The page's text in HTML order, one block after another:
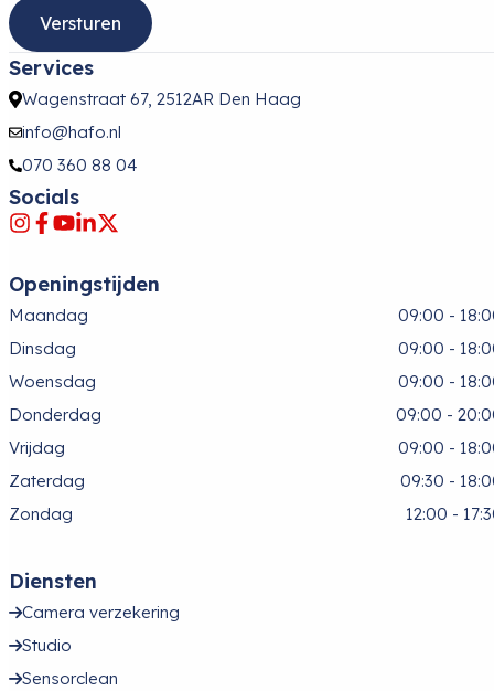
Services
Wagenstraat 67, 2512AR Den Haag
info@hafo.nl
070 360 88 04
Socials
Openingstijden
Maandag
09:00 -
Dinsdag
09:00 -
Woensdag
09:00 -
Donderdag
09:00 -
Vrijdag
09:00 -
Zaterdag
09:30 -
Zondag
12:00 -
Diensten
Camera verzekering
Studio
Sensorclean